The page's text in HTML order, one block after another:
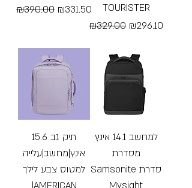
Regular Price
₪390.00 Sale Price
₪331.50
TOURISTER
Regular Price
₪329.00 Sale Price
₪296.10
תיק גב 15.6
אינץ|מחשב|עלייה
למטוס צבע לילך
|AMERICAN
למחשב 14.1 אינץ
מסדרת
Samsonite סדרת
Mysight